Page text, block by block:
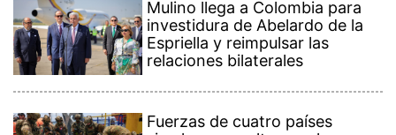
Mulino llega a Colombia para
investidura de Abelardo de la
Espriella y reimpulsar las
relaciones bilaterales
Fuerzas de cuatro países